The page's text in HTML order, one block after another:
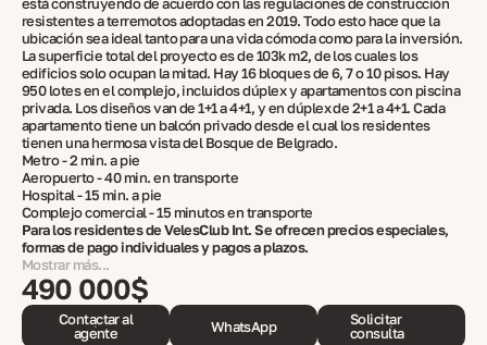
resistentes a terremotos adoptadas en 2019. Todo esto hace que la
ubicación sea ideal tanto para una vida cómoda como para la inversión.
La superficie total del proyecto es de 103k m2, de los cuales los
edificios solo ocupan la mitad. Hay 16 bloques de 6, 7 o 10 pisos. Hay
950 lotes en el complejo, incluidos dúplex y apartamentos con piscina
privada. Los diseños van de 1+1 a 4+1, y en dúplex de 2+1 a 4+1. Cada
apartamento tiene un balcón privado desde el cual los residentes
tienen una hermosa vista del Bosque de Belgrado.
Metro - 2 min. a pie
Aeropuerto - 40 min. en transporte
Hospital - 15 min. a pie
Complejo comercial - 15 minutos en transporte
Para los residentes de VelesClub Int. Se ofrecen precios especiales,
formas de pago individuales y pagos a plazos.
Mostrar más...
490 000$
Contactar al
agente
WhatsApp
Solicitar
consulta